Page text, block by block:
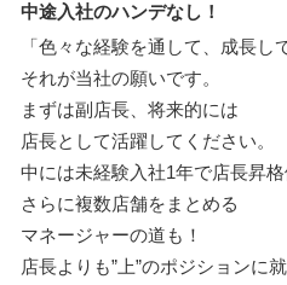
中途入社のハンデなし！
「色々な経験を通して、成長し
それが当社の願いです。
まずは副店長、将来的には
店長として活躍してください。
中には未経験入社1年で店長昇
さらに複数店舗をまとめる
マネージャーの道も！
店長よりも”上”のポジションに就